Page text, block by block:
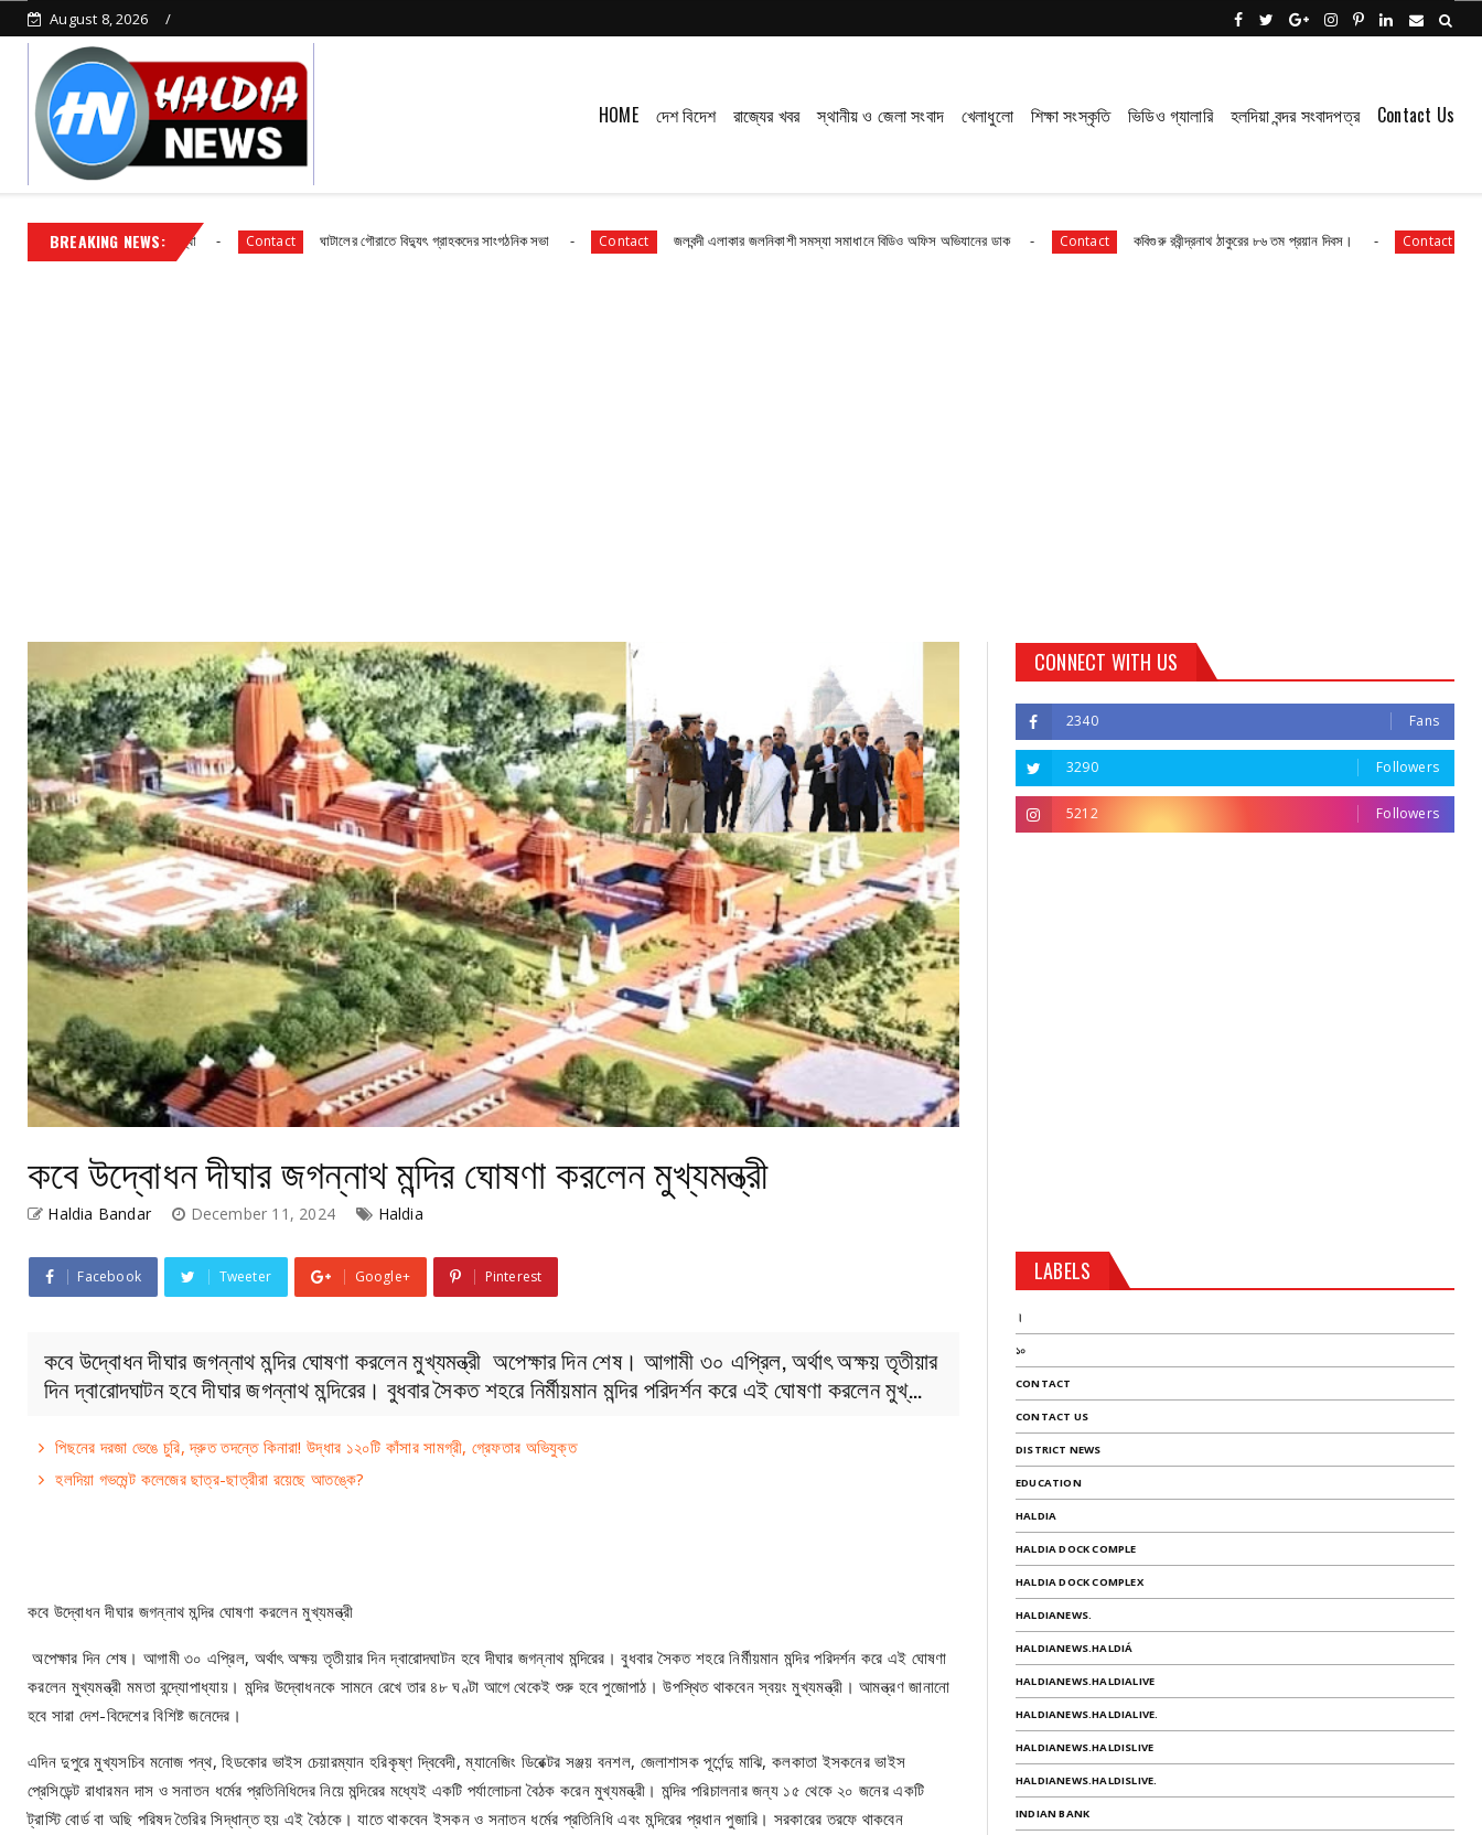
August 8, 2026
HOME দেশ বিদেশ রাজ্যের খবর স্থানীয় ও জেলা সংবাদ খেলাধুলো শিক্ষা সংস্কৃতি ভিডিও গ্যালারি হলদিয়া বন্দর সংবাদপত্র Contact Us
BREAKING NEWS:
ছাত্রীদের আহারে ব্যবস্থা Contact ঘাটালের গৌরাতে বিদ্যুৎ গ্রাহকদের সাংগঠনিক সভা Contact জলবন্দী এলাকার জলনিকাশী সমস্যা সমাধানে বিডিও অফিস অভিযানের ডাক Contact কবিগুরু রবীন্দ্রনাথ ঠাকুরের ৮৬ তম প্রয়ান দিবস। Contact কবিগুরুর
কবে উদ্বোধন দীঘার জগন্নাথ মন্দির ঘোষণা করলেন মুখ্যমন্ত্রী
Haldia Bandar December 11, 2024 Haldia
Facebook Tweeter Google+ Pinterest
কবে উদ্বোধন দীঘার জগন্নাথ মন্দির ঘোষণা করলেন মুখ্যমন্ত্রী অপেক্ষার দিন শেষ। আগামী ৩০ এপ্রিল, অর্থাৎ অক্ষয় তৃতীয়ার
দিন দ্বারোদঘাটন হবে দীঘার জগন্নাথ মন্দিরের। বুধবার সৈকত শহরে নির্মীয়মান মন্দির পরিদর্শন করে এই ঘোষণা করলেন মুখ্…
পিছনের দরজা ভেঙে চুরি, দ্রুত তদন্তে কিনারা! উদ্ধার ১২০টি কাঁসার সামগ্রী, গ্রেফতার অভিযুক্ত
হলদিয়া গভমেন্ট কলেজের ছাত্র-ছাত্রীরা রয়েছে আতঙ্কে?
কবে উদ্বোধন দীঘার জগন্নাথ মন্দির ঘোষণা করলেন মুখ্যমন্ত্রী
অপেক্ষার দিন শেষ। আগামী ৩০ এপ্রিল, অর্থাৎ অক্ষয় তৃতীয়ার দিন দ্বারোদঘাটন হবে দীঘার জগন্নাথ মন্দিরের। বুধবার সৈকত শহরে নির্মীয়মান মন্দির পরিদর্শন করে এই ঘোষণা
করলেন মুখ্যমন্ত্রী মমতা বন্দ্যোপাধ্যায়। মন্দির উদ্বোধনকে সামনে রেখে তার ৪৮ ঘণ্টা আগে থেকেই শুরু হবে পুজোপাঠ। উপস্থিত থাকবেন স্বয়ং মুখ্যমন্ত্রী। আমন্ত্রণ জানানো
হবে সারা দেশ-বিদেশের বিশিষ্ট জনেদের।
এদিন দুপুরে মুখ্যসচিব মনোজ পন্থ, হিডকোর ভাইস চেয়ারম্যান হরিকৃষ্ণ দ্বিবেদী, ম্যানেজিং ডিরেক্টর সঞ্জয় বনশল, জেলাশাসক পূর্ণেন্দু মাঝি, কলকাতা ইসকনের ভাইস
প্রেসিডেন্ট রাধারমন দাস ও সনাতন ধর্মের প্রতিনিধিদের নিয়ে মন্দিরের মধ্যেই একটি পর্যালোচনা বৈঠক করেন মুখ্যমন্ত্রী। মন্দির পরিচালনার জন্য ১৫ থেকে ২০ জনের একটি
ট্রাস্টি বোর্ড বা অছি পরিষদ তৈরির সিদ্ধান্ত হয় এই বৈঠকে। যাতে থাকবেন ইসকন ও সনাতন ধর্মের প্রতিনিধি এবং মন্দিরের প্রধান পুজারি। সরকারের তরফে থাকবেন
CONNECT WITH US
2340 Fans
3290 Followers
5212 Followers
LABELS
।
১০
CONTACT
CONTACT US
DISTRICT NEWS
EDUCATION
HALDIA
HALDIA DOCK COMPLE
HALDIA DOCK COMPLEX
HALDIANEWS.
HALDIANEWS.HALDIÁ
HALDIANEWS.HALDIALIVE
HALDIANEWS.HALDIALIVE.
HALDIANEWS.HALDISLIVE
HALDIANEWS.HALDISLIVE.
INDIAN BANK